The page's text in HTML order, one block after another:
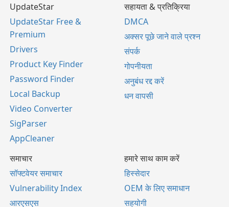
UpdateStar
UpdateStar Free &
Premium
Drivers
Product Key Finder
Password Finder
Local Backup
Video Converter
SigParser
AppCleaner
सहायता & प्रतिक्रिया
DMCA
अक्सर पूछे जाने वाले प्रश्न
संपर्क
गोपनीयता
अनुबंध रद्द करें
धन वापसी
समाचार
सॉफ्टवेयर समाचार
Vulnerability Index
आरएसएस
हमारे साथ काम करें
हिस्सेदार
OEM के लिए समाधान
सहयोगी